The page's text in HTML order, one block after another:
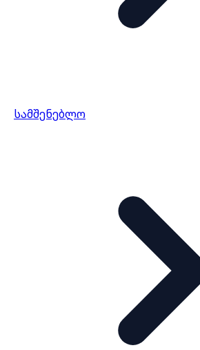
სამშენებლო